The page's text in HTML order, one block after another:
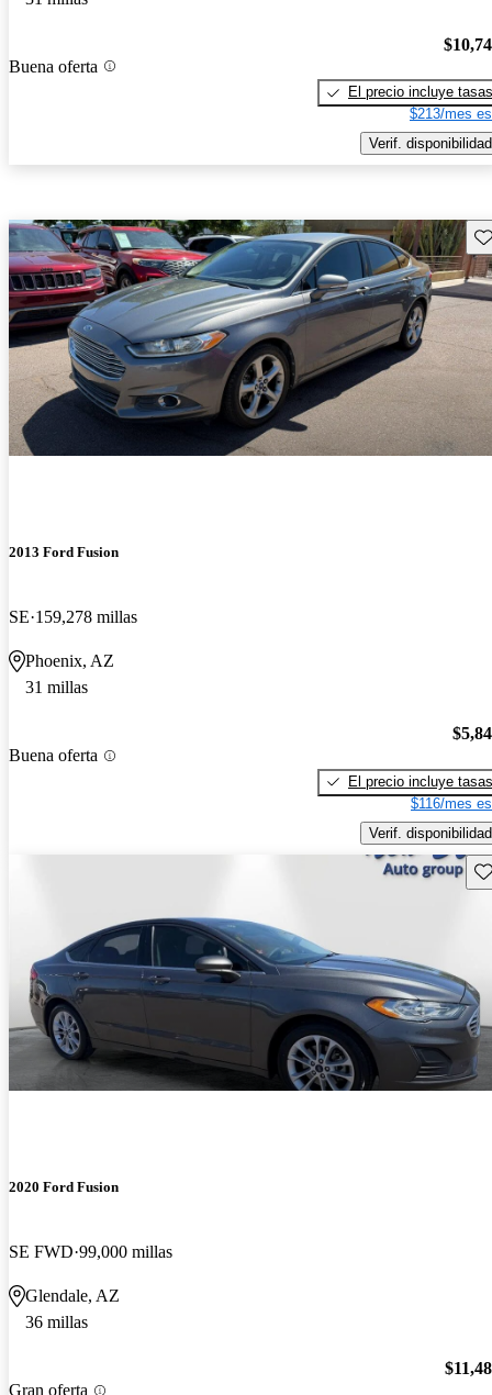
Buena oferta
El precio incluye tasas
$213/mes
Verif. disponibilidad
2013 Ford Fusion
SE 159,278 millas
Phoenix, AZ
31 millas
Buena oferta
El precio incluye tasas
$116/mes
Verif. disponibilidad
2020 Ford Fusion
SE FWD 99,000 millas
Glendale, AZ
36 millas
Gran oferta